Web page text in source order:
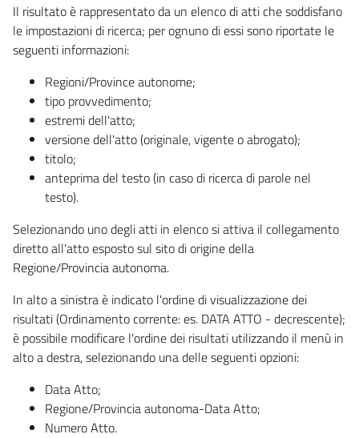
Il risultato è rappresentato da un elenco di atti che soddisfano
le impostazioni di ricerca; per ognuno di essi sono riportate le
seguenti informazioni:
Regioni/Province autonome;
tipo provvedimento;
estremi dell'atto;
versione dell'atto (originale, vigente o abrogato);
titolo;
anteprima del testo (in caso di ricerca di parole nel
testo).
Selezionando uno degli atti in elenco si attiva il collegamento
diretto all'atto esposto sul sito di origine della
Regione/Provincia autonoma.
In alto a sinistra è indicato l'ordine di visualizzazione dei
risultati (Ordinamento corrente: es. DATA ATTO - decrescente);
è possibile modificare l'ordine dei risultati utilizzando il menù in
alto a destra, selezionando una delle seguenti opzioni:
Data Atto;
Regione/Provincia autonoma-Data Atto;
Numero Atto.